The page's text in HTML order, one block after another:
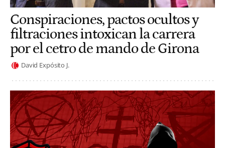
Conspiraciones, pactos ocultos y
filtraciones intoxican la carrera
por el cetro de mando de Girona
David Expósito J.